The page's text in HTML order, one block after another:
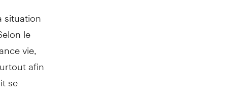
situation
le
vie,
afin
se